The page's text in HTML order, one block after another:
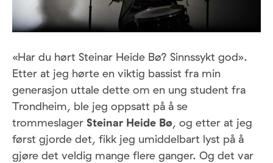
«Har du hørt Steinar Heide Bø? Sinnssykt god».
Etter at jeg hørte en viktig bassist fra min
generasjon uttale dette om en ung student fra
Trondheim, ble jeg oppsatt på å se
trommeslager Steinar Heide Bø, og etter at jeg
først gjorde det, fikk jeg umiddelbart lyst på å
gjøre det veldig mange flere ganger. Og det var